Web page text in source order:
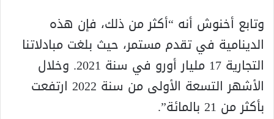
وتابع أخنوش أنه “أكثر من ذلك، فإن هذه
الدينامية في تقدم مستمر، حيث بلغت مبادلاتنا
التجارية 17 مليار أورو في سنة 2021. وخلال
الأشهر التسعة الأولى من سنة 2022 ارتفعت
بأكثر من 21 بالمائة”.